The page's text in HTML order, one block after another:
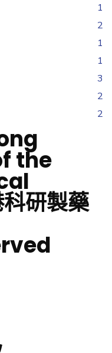
1
2
1
1
3
2
2
the
研製藥